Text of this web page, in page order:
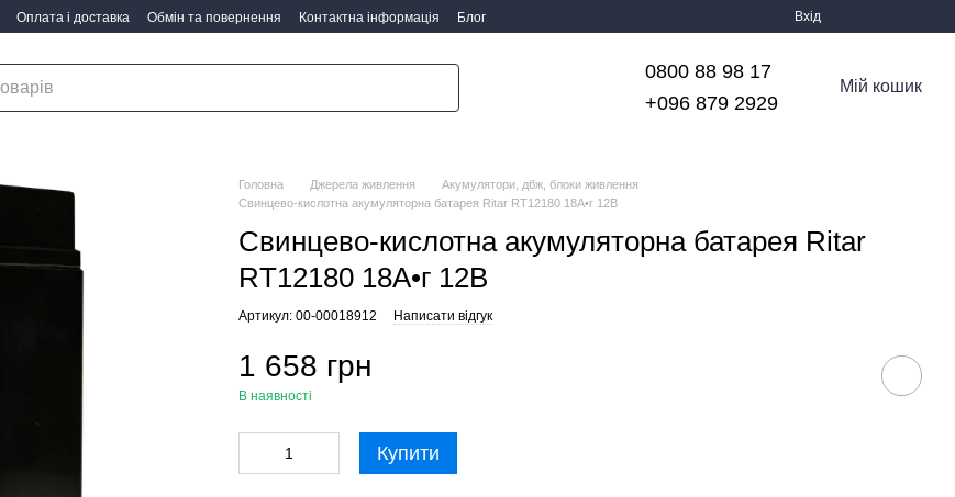
Оплата і доставка Обмін та повернення Контактна інформація Блог Вхід
0800 88 98 17
+096 879 2929
Мій кошик
Головна Джерела живлення
Акумулятори, дбж, блоки живлення
Свинцево-кислотна акумуляторна батарея Ritar RT12180 18А•г 12В
Свинцево-кислотна акумуляторна батарея Ritar
RT12180 18А•г 12В
Артикул: 00-00018912 Написати відгук
1 658 грн
В наявності
Купити